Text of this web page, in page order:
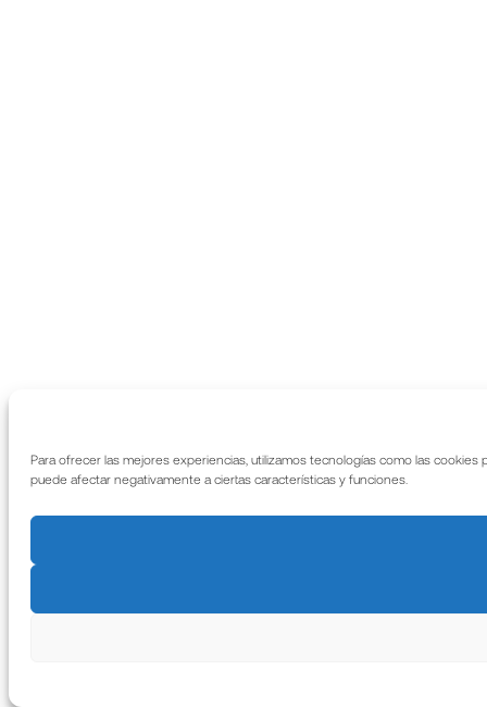
Para ofrecer las mejores experiencias, utilizamos tecnologías como las
puede afectar negativamente a ciertas características y funciones.